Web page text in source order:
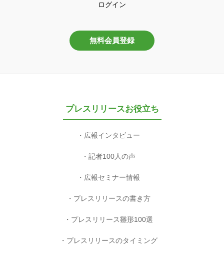
ログイン
無料会員登録
プレスリリースお役立ち
広報インタビュー
記者100人の声
広報セミナー情報
プレスリリースの書き方
プレスリリース雛形100選
プレスリリースのタイミング